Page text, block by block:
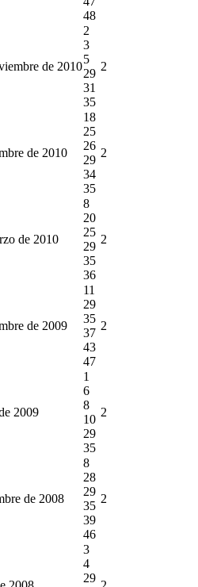
48
de 2010
2
3
5
29
31
35
2
de 2010
18
25
26
29
34
35
2
de 2010
8
20
25
29
35
36
2
de 2009
11
29
35
37
43
47
2
2009
1
6
8
10
29
35
2
de 2008
8
28
29
35
39
46
2
3
4
29